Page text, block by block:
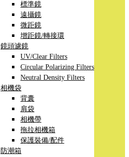
標準鏡
遠攝鏡
微距鏡
增距鏡/轉接環
鏡頭濾鏡
UV/Clear Filters
Circular Polarizing Filters
Neutral Density Filters
相機袋
背囊
肩袋
相機帶
拖拉相機箱
保護裝備/配件
防潮箱